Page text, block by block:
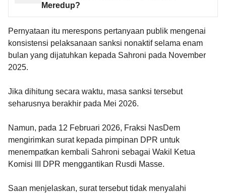
Meredup?
Pernyataan itu merespons pertanyaan publik mengenai
konsistensi pelaksanaan sanksi nonaktif selama enam
bulan yang dijatuhkan kepada Sahroni pada November
2025.
Jika dihitung secara waktu, masa sanksi tersebut
seharusnya berakhir pada Mei 2026.
Namun, pada 12 Februari 2026, Fraksi NasDem
mengirimkan surat kepada pimpinan DPR untuk
menempatkan kembali Sahroni sebagai Wakil Ketua
Komisi III DPR menggantikan Rusdi Masse.
Saan menjelaskan, surat tersebut tidak menyalahi